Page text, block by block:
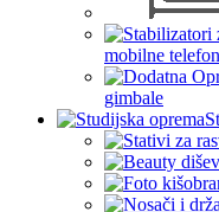
mobilne
gimbale